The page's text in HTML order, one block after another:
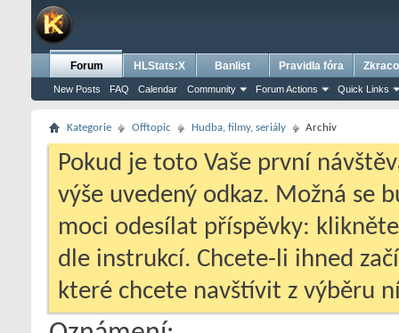
Forum
New Posts FAQ Calendar Community Forum Actions Quick Links
HLStats:X Banlist Pravidla fóra
Kategorie Offtopic Hudba, filmy, seriály Archiv
Pokud je toto Vaše první
výše uvedený odkaz. Možná se
moci odesílat příspěvky:
dle instrukcí. Chcete-li ihned
které chcete navštívit z výběru